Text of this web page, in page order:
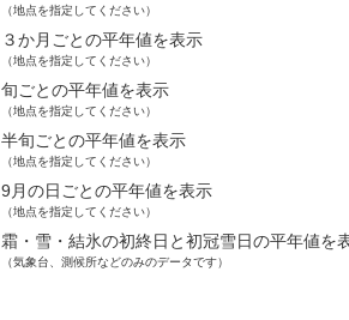
（地点を指定してください）
３か月ごとの平年値を表示
（地点を指定してください）
旬ごとの平年値を表示
（地点を指定してください）
半旬ごとの平年値を表示
（地点を指定してください）
9月の日ごとの平年値を表示
（地点を指定してください）
霜・雪・結氷の初終日と初冠雪日の平年値を
（気象台、測候所などのみのデータです）